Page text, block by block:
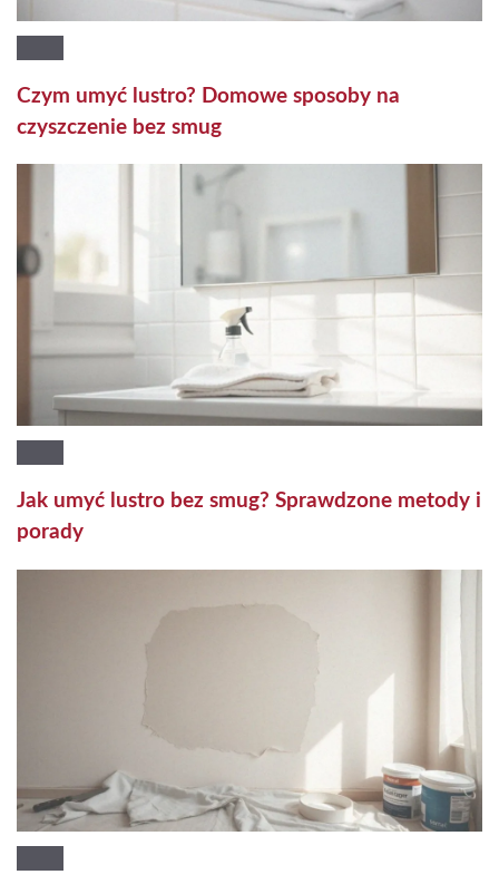
Czym umyć lustro? Domowe sposoby na
czyszczenie bez smug
Jak umyć lustro bez smug? Sprawdzone metody i
porady